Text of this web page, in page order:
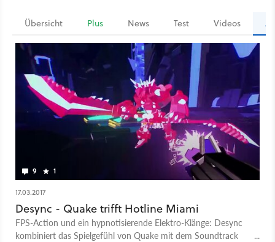
Übersicht Plus News Test Videos
9 1
17.03.2017
Desync - Quake trifft Hotline Miami
FPS-Action und ein hypnotisierende Elektro-Klänge: Desync
kombiniert das Spielgefühl von Quake mit dem Soundtrack